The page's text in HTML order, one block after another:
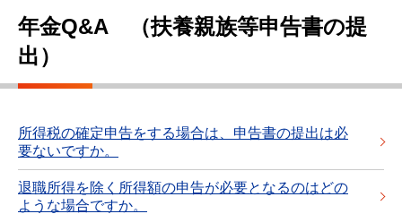
年金Q&A （扶養親族等申告書の提
出）
所得税の確定申告をする場合は、申告書の提出は必
要ないですか。
退職所得を除く所得額の申告が必要となるのはどの
ような場合ですか。